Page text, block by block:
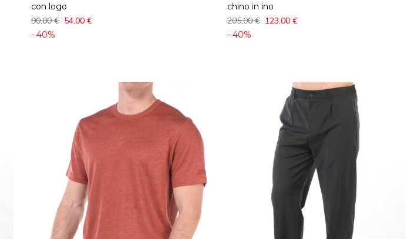
con logo
90,00 € 54,00 €
- 40%
chino in ino
205,00 € 123,00 €
- 40%